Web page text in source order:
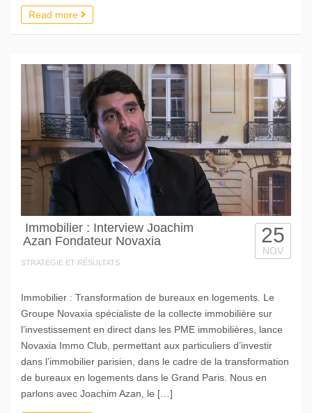
Read more
Immobilier : Interview Joachim
Azan Fondateur Novaxia
STRATEGIE ET RÉSULTATS
25
NOV
Immobilier : Transformation de bureaux en logements. Le
Groupe Novaxia spécialiste de la collecte immobilière sur
l’investissement en direct dans les PME immobilières, lance
Novaxia Immo Club, permettant aux particuliers d’investir
dans l’immobilier parisien, dans le cadre de la transformation
de bureaux en logements dans le Grand Paris. Nous en
parlons avec Joachim Azan, le […]